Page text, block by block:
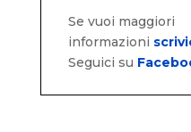
Se vuoi maggiori
informazioni
Seguici su